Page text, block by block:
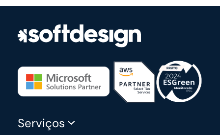
Serviços